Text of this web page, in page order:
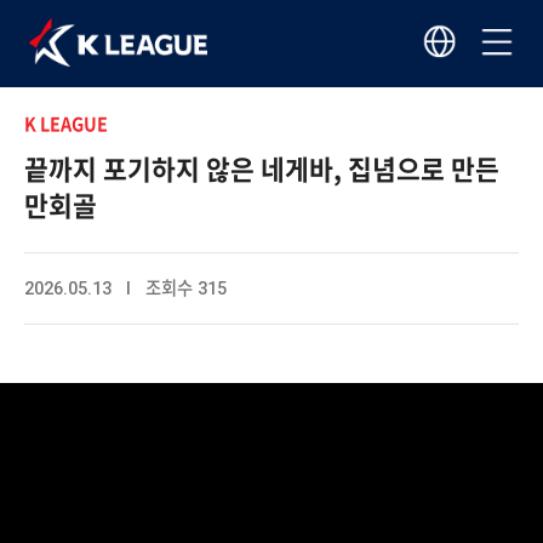
K LEAGUE
끝까지 포기하지 않은 네게바, 집념으로 만든
만회골
2026.05.13 I 조회수 315